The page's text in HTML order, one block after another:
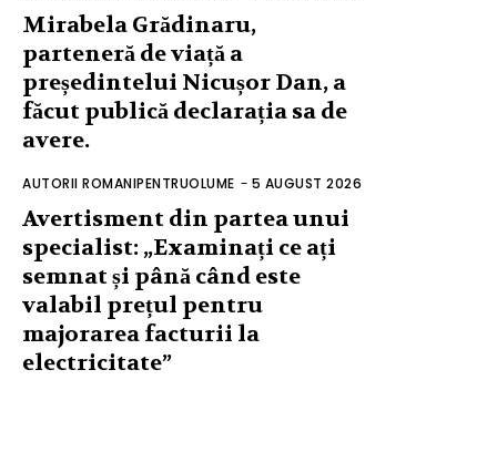
Mirabela Grădinaru,
parteneră de viață a
președintelui Nicușor Dan, a
făcut publică declarația sa de
avere.
AUTORII ROMANIPENTRUOLUME - 5 AUGUST 2026
Avertisment din partea unui
specialist: „Examinați ce ați
semnat și până când este
valabil prețul pentru
majorarea facturii la
electricitate”